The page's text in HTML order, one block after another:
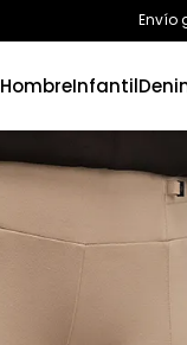
Envío
HombreInfantil